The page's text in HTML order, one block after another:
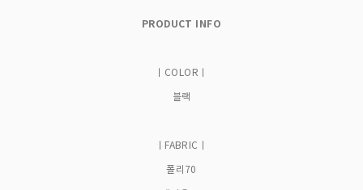
PRODUCT INFO
ㅣCOLORㅣ
블랙
ㅣFABRICㅣ
폴리70